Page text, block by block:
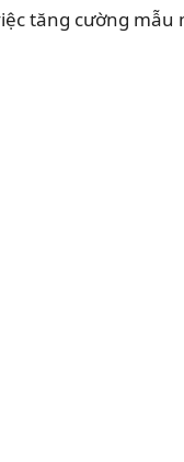
tăng cường